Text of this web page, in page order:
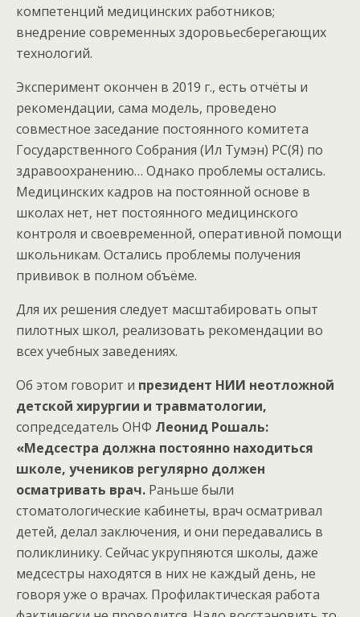
компетенций медицинских работников;
внедрение современных здоровьесберегающих
технологий.
Эксперимент окончен в 2019 г., есть отчёты и
рекомендации, сама модель, проведено
совместное заседание постоянного комитета
Государственного Собрания (Ил Тумэн) РС(Я) по
здравоохранению… Однако проблемы остались.
Медицинских кадров на постоянной основе в
школах нет, нет постоянного медицинского
контроля и своевременной, оперативной помощи
школьникам. Остались проблемы получения
прививок в полном объёме.
Для их решения следует масштабировать опыт
пилотных школ, реализовать рекомендации во
всех учебных заведениях.
Об этом говорит и президент НИИ неотложной
детской хирургии и травматологии,
сопредседатель ОНФ Леонид Рошаль:
«Медсестра должна постоянно находиться
школе, учеников регулярно должен
осматривать врач. Раньше были
стоматологические кабинеты, врач осматривал
детей, делал заключения, и они передавались в
поликлинику. Сейчас укрупняются школы, даже
медсестры находятся в них не каждый день, не
говоря уже о врачах. Профилактическая работа